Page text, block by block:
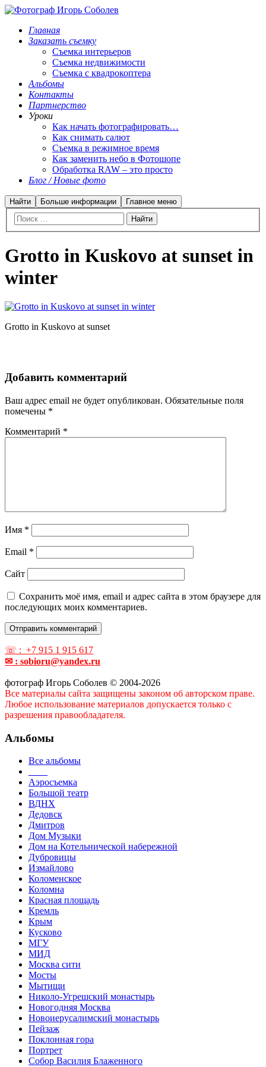
Главная
Заказать съемку
Съемка интерьеров
Съемка недвижимости
Съемка с квадрокоптера
Альбомы
Контакты
Партнерство
Уроки
Как начать фотографировать…
Как снимать салют
Съемка в режимное время
Как заменить небо в Фотошопе
Обработка RAW – это просто
Блог / Новые фото
Найти Больше информации Главное меню
Grotto in Kuskovo at sunset in
winter
Grotto in Kuskovo at sunset
Добавить комментарий
Ваш адрес email не будет опубликован. Обязательные поля
помечены *
Комментарий *
Имя *
Email *
Сайт
Сохранить моё имя, email и адрес сайта в этом браузере для
последующих моих комментариев.
☏ : +7 915 1 915 617
✉ : sobioru@yandex.ru
фотограф Игорь Соболев © 2004-2026
Все материалы сайта защищены законом об авторском праве.
Любое использование материалов допускается только с
разрешения правообладателя.
Альбомы
Все альбомы
Аэросъемка
Большой театр
ВДНХ
Дедовск
Дмитров
Дом Музыки
Дом на Котельнической набережной
Дубровицы
Измайлово
Коломенское
Коломна
Красная площадь
Кремль
Крым
Кусково
МГУ
МИД
Москва сити
Мосты
Мытищи
Николо-Угрешский монастырь
Новогодняя Москва
Новоиерусалимский монастырь
Пейзаж
Поклонная гора
Портрет
Собор Василия Блаженного